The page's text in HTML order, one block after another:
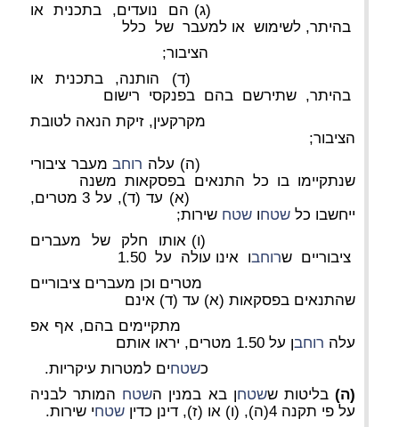
(ג) הם נועדים, בתכנית או
בהיתר, לשימוש או למעבר של כלל
הציבור;
(ד) הותנה, בתכנית או
בהיתר, שתירשם בהם בפנקסי רישום
מקרקעין, זיקת הנאה לטובת
הציבור;
(ה) עלה רוחב מעבר ציבורי
שנתקיימו בו כל התנאים בפסקאות משנה
(א) עד (ד), על 3 מטרים,
ייחשבו כל שטחו שטח שירות;
(ו) אותו חלק של מעברים
ציבוריים שרוחבו אינו עולה על 1.50
מטרים וכן מעברים ציבוריים
שהתנאים בפסקאות (א) עד (ד) אינם
מתקיימים בהם, אף אפ
עלה רוחבן על 1.50 מטרים, יראו אותם
כשטחים למטרות עיקריות.
(ה) בליטות ששטחן בא במנין השטח המותר לבניה
על פי תקנה 4(ה), (ו) או (ז), דינן כדין
שטחי שירות.